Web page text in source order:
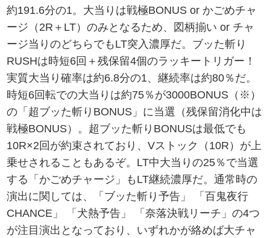
約191.6分の1。大当りは戦極BONUS or かごめチャ
ージ（2R＋LT）のみとなるため、図柄揃い or チャ
ージ当りのどちらでもLT突入濃厚だ。ブッた斬り
RUSHは時短6回＋残保留4個のラッキートリガー！
実質大当り確率は約6.8分の1、継続率は約80％だ。
時短6回転での大当りは約75％が3000BONUS（※）
の「超ブッた斬りBONUS」に当選（残保留消化中は
戦極BONUS）。超ブッた斬りBONUSは最低でも
10R×2回が約束されており、Vストック（10R）が上
乗せされることもあるぞ。LT中大当りの25％で当選
する「かごめチャージ」もLT継続濃厚だ。通常時の
演出に関しては、「ブッた斬り予告」 「百鬼夜行
CHANCE」 「犬熱予告」 「奈落決戦リーチ」の4つ
が注目演出となっており、いずれかが絡めば大チャ